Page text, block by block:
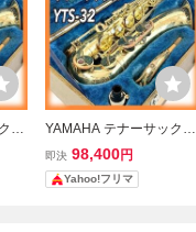
ス
YAMAHA テナーサックス
YTS-32 管楽器 ヤマハ ケ
ース付 オーケストラ YTS
32 サックス 吹奏楽 アン
即決 98,400円
Yahoo!フリマ